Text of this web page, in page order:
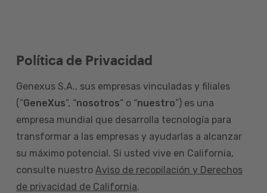
Política de Privacidad
Genexus S.A., sus empresas vinculadas y filiales
(“GeneXus”, “nosotros” o “nuestro”) es una
empresa mundial que desarrolla tecnología para
transformar a las empresas y ayudarlas a alcanzar
su máximo potencial. Si usted vive en California,
consulte nuestro Aviso de recopilación y Derechos
de privacidad de California.